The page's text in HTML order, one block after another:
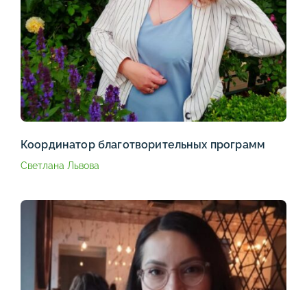
Координатор благотворительных программ
Светлана Львова